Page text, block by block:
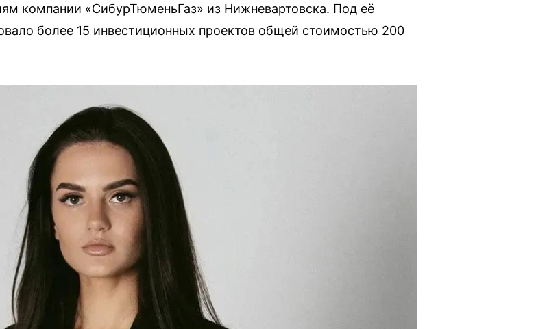
компании «СибурТюменьГаз» из Нижневартовска. Под её
более 15 инвестиционных проектов общей стоимостью 200